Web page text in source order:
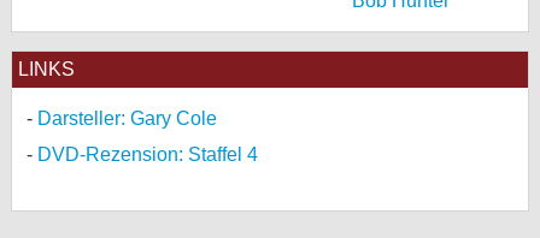
LINKS
Darsteller: Gary Cole
DVD-Rezension: Staffel 4